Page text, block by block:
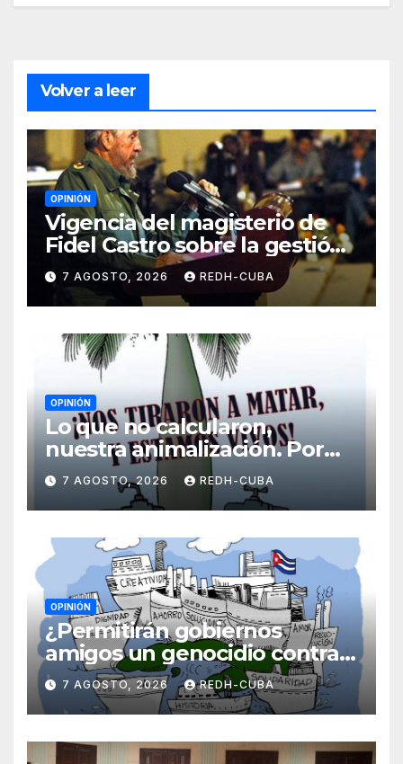
Volver a leer
OPINIÓN
Vigencia del magisterio de
Fidel Castro sobre la gestión
del liderazgo revolucionario.
Por Jorge Luís Guach Estévez
7 AGOSTO, 2026 REDH-CUBA
OPINIÓN
Lo que no calcularon,
nuestra animalización. Por
Laidi Fernández de Juan
7 AGOSTO, 2026 REDH-CUBA
OPINIÓN
¿Permitirán gobiernos
amigos un genocidio contra
Cuba? Por Hedelberto López
Blanch
7 AGOSTO, 2026 REDH-CUBA